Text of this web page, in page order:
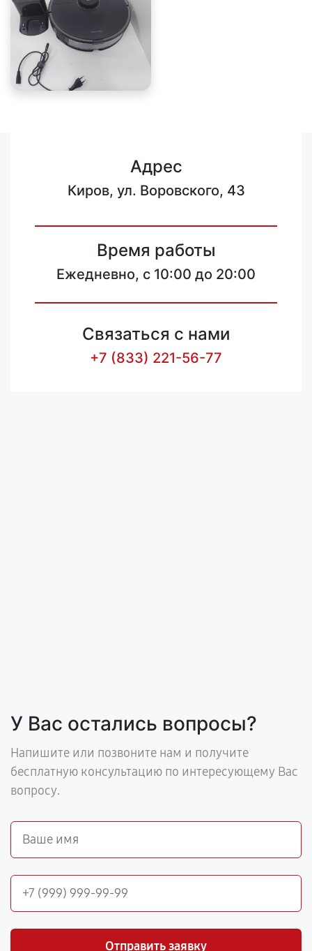
Адрес
Киров, ул. Воровского, 43
Время работы
Ежедневно, с 10:00 до 20:00
Связаться с нами
+7 (833) 221-56-77
У Вас остались вопросы?
Напишите или позвоните нам и получите
бесплатную консультацию по интересующему Вас
вопросу.
Отправить заявку